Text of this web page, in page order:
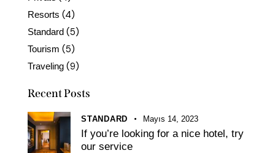
Resorts (4)
Standard (5)
Tourism (5)
Traveling (9)
Recent Posts
STANDARD Mayıs 14, 2023
If you’re looking for a nice hotel, try
our service